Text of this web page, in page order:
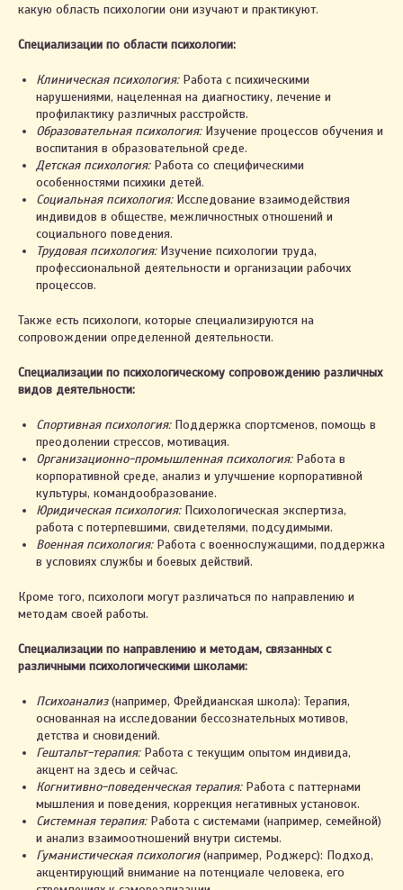
какую область психологии они изучают и практикуют.
Специализации по области психологии:
Клиническая психология:Работа с психическими
нарушениями, нацеленная на диагностику, лечение и
профилактику различных расстройств.
Образовательная психология:Изучение процессов обучения и
воспитания в образовательной среде.
Детская психология:Работа со специфическими
особенностями психики детей.
Социальная психология:Исследование взаимодействия
индивидов в обществе, межличностных отношений и
социального поведения.
Трудовая психология:Изучение психологии труда,
профессиональной деятельности и организации рабочих
процессов.
Также есть психологи, которые специализируются на
сопровождении определенной деятельности.
Специализации по психологическому сопровождению различных
видов деятельности:
Спортивная психология:Поддержка спортсменов, помощь в
преодолении стрессов, мотивация.
Организационно-промышленная психология:Работа в
корпоративной среде, анализ и улучшение корпоративной
культуры, командообразование.
Юридическая психология:Психологическая экспертиза,
работа с потерпевшими, свидетелями, подсудимыми.
Военная психология:Работа с военнослужащими, поддержка
в условиях службы и боевых действий.
Кроме того, психологи могут различаться по направлению и
методам своей работы.
Специализации по направлению и методам, связанных с
различными психологическими школами:
Психоанализ(например, Фрейдианская школа): Терапия,
основанная на исследовании бессознательных мотивов,
детства и сновидений.
Гештальт-терапия:Работа с текущим опытом индивида,
акцент на здесь и сейчас.
Когнитивно-поведенческая терапия:Работа с паттернами
мышления и поведения, коррекция негативных установок.
Системная терапия:Работа с системами (например, семейной)
и анализ взаимоотношений внутри системы.
Гуманистическая психология(например, Роджерс): Подход,
акцентирующий внимание на потенциале человека, его